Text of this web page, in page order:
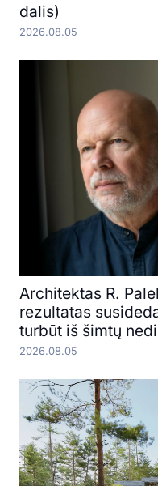
dalis)
2026.08.05
Architektas R.
rezultatas
turbūt iš šimtų
2026.08.05